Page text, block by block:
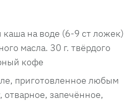
на воде (6-9 ст ложек)
масла. 30 г. твёрдого
кофе
приготовленное любым
отварное, запечённое,